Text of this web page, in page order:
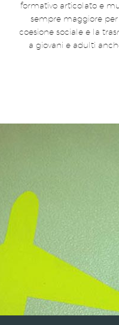
formativo articolato e
sempre maggiore
coesione sociale e la
a giovani e adulti